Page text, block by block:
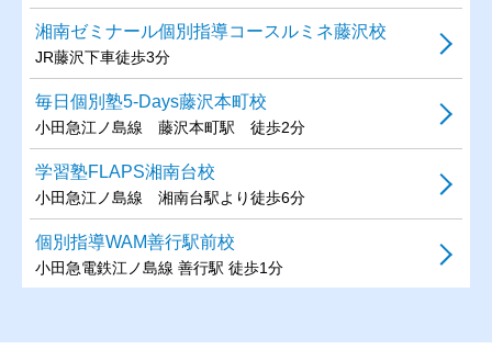
湘南ゼミナール個別指導コースルミネ藤沢校
JR藤沢下車徒歩3分
毎日個別塾5-Days藤沢本町校
小田急江ノ島線 藤沢本町駅 徒歩2分
学習塾FLAPS湘南台校
小田急江ノ島線 湘南台駅より徒歩6分
個別指導WAM善行駅前校
小田急電鉄江ノ島線 善行駅 徒歩1分
「湘南台駅」西口から徒歩２分。第12田中ビル2F。